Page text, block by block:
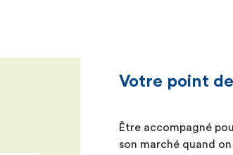
Votre point
Être accompagné
son marché quand